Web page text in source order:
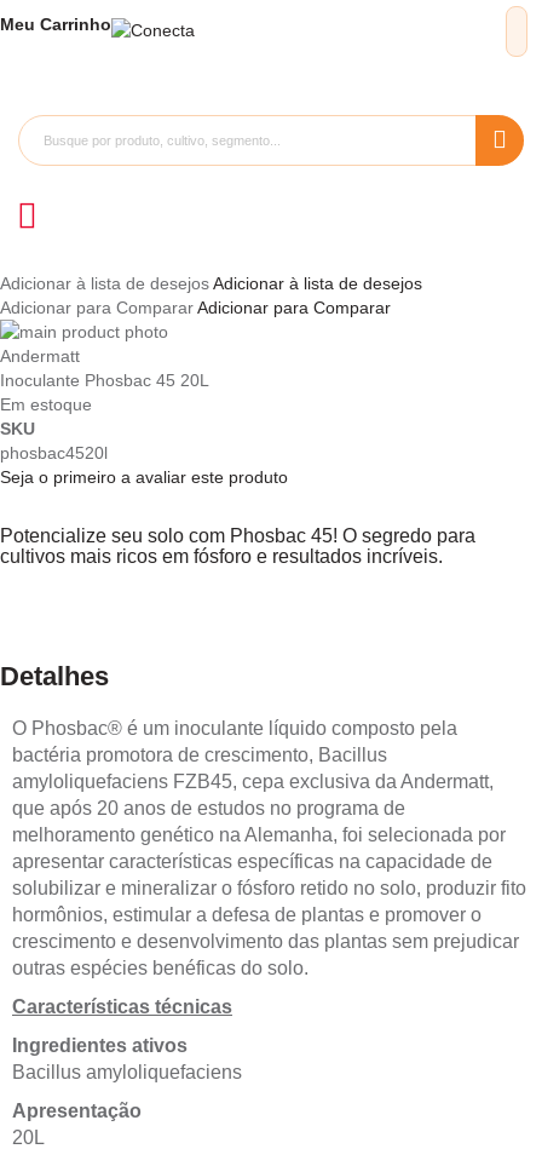
Meu Carrinho
Adicionar à lista de desejosAdicionar à lista de desejos
Adicionar para CompararAdicionar para Comparar
Pular
para
o
final
da
Galeria
de
Saltar
para
o
início
da
Galeria
imagens
Andermatt
Inoculante Phosbac 45 20L
Em estoque
SKU
phosbac4520l
Seja o primeiro a avaliar este produto
Potencialize seu solo com Phosbac 45! O segredo para
cultivos mais ricos em fósforo e resultados incríveis.
Detalhes
O Phosbac® é um inoculante líquido composto pela
bactéria promotora de crescimento, Bacillus
amyloliquefaciens FZB45, cepa exclusiva da Andermatt,
que após 20 anos de estudos no programa de
melhoramento genético na Alemanha, foi selecionada por
apresentar características específicas na capacidade de
solubilizar e mineralizar o fósforo retido no solo, produzir fito
hormônios, estimular a defesa de plantas e promover o
crescimento e desenvolvimento das plantas sem prejudicar
outras espécies benéficas do solo.
Características técnicas
Ingredientes ativos
Bacillus amyloliquefaciens
Apresentação
20L